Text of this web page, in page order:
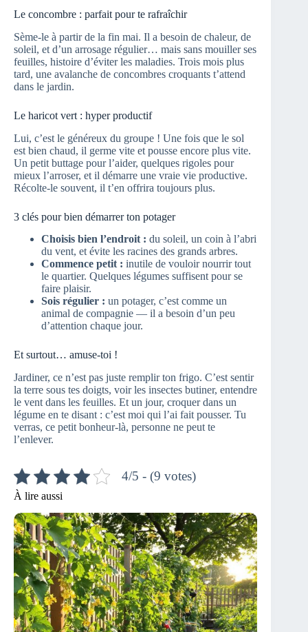
Le concombre : parfait pour te rafraîchir
Sème-le à partir de la fin mai. Il a besoin de chaleur, de
soleil, et d’un arrosage régulier… mais sans mouiller ses
feuilles, histoire d’éviter les maladies. Trois mois plus
tard, une avalanche de concombres croquants t’attend
dans le jardin.
Le haricot vert : hyper productif
Lui, c’est le généreux du groupe ! Une fois que le sol
est bien chaud, il germe vite et pousse encore plus vite.
Un petit buttage pour l’aider, quelques rigoles pour
mieux l’arroser, et il démarre une vraie vie productive.
Récolte-le souvent, il t’en offrira toujours plus.
3 clés pour bien démarrer ton potager
Choisis bien l’endroit : du soleil, un coin à l’abri
du vent, et évite les racines des grands arbres.
Commence petit : inutile de vouloir nourrir tout
le quartier. Quelques légumes suffisent pour se
faire plaisir.
Sois régulier : un potager, c’est comme un
animal de compagnie — il a besoin d’un peu
d’attention chaque jour.
Et surtout… amuse-toi !
Jardiner, ce n’est pas juste remplir ton frigo. C’est sentir
la terre sous tes doigts, voir les insectes butiner, entendre
le vent dans les feuilles. Et un jour, croquer dans un
légume en te disant : c’est moi qui l’ai fait pousser. Tu
verras, ce petit bonheur-là, personne ne peut te
l’enlever.
4/5 - (9 votes)
À lire aussi